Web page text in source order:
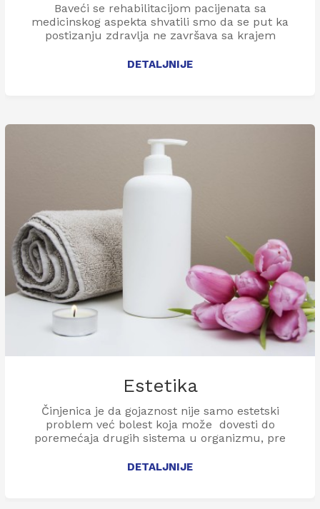
Baveći se rehabilitacijom pacijenata sa
medicinskog aspekta shvatili smo da se put ka
postizanju zdravlja ne završava sa krajem
posmatrati samo kao odsustvo bolesti, vec
DETALJNIJE
Estetika
Činjenica je da gojaznost nije samo estetski
problem već bolest koja može dovesti do
poremećaja drugih sistema u organizmu, pre
kao i do pojave dijabetesa.
DETALJNIJE